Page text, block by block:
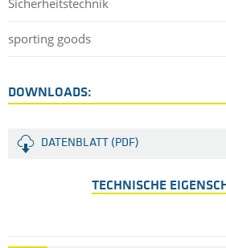
sporting goods
DOWNLOADS:
DATENBLATT (PDF)
TECHNISCHE